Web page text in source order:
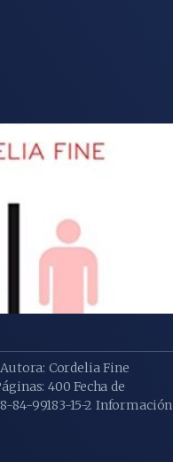
Cordelia Fine
400 Fecha de
84-99183-15-2 Información